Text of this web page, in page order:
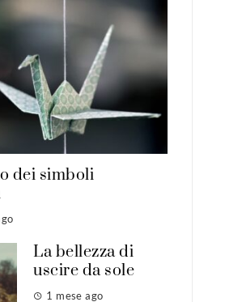
dei simboli
La bellezza di
uscire da sole
1 mese ago